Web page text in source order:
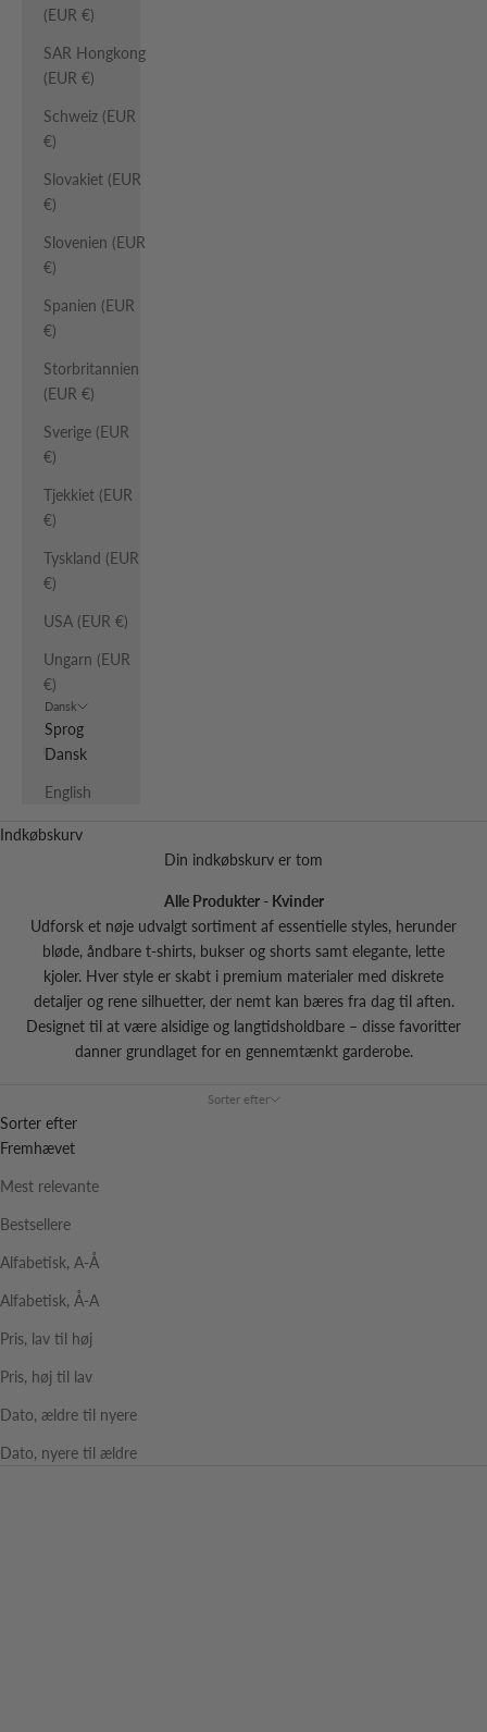
(EUR €)
SAR Hongkong
(EUR €)
Schweiz (EUR
€)
Slovakiet (EUR
€)
Slovenien (EUR
€)
Spanien (EUR
€)
Storbritannien
(EUR €)
Sverige (EUR
€)
Tjekkiet (EUR
€)
Tyskland (EUR
€)
USA (EUR €)
Ungarn (EUR
€)
Dansk
Sprog
Dansk
English
Indkøbskurv
Din indkøbskurv er tom
Alle Produkter - Kvinder
Udforsk et nøje udvalgt sortiment af essentielle styles, herunder
bløde, åndbare t-shirts, bukser og shorts samt elegante, lette
kjoler. Hver style er skabt i premium materialer med diskrete
detaljer og rene silhuetter, der nemt kan bæres fra dag til aften.
Designet til at være alsidige og langtidsholdbare – disse favoritter
danner grundlaget for en gennemtænkt garderobe.
Sorter efter
Sorter efter
Fremhævet
Mest relevante
Bestsellere
Alfabetisk, A-Å
Alfabetisk, Å-A
Pris, lav til høj
Pris, høj til lav
Dato, ældre til nyere
Dato, nyere til ældre